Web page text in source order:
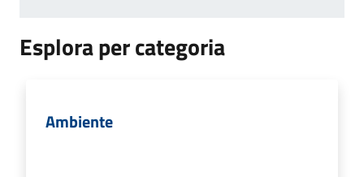
Esplora per categoria
Ambiente